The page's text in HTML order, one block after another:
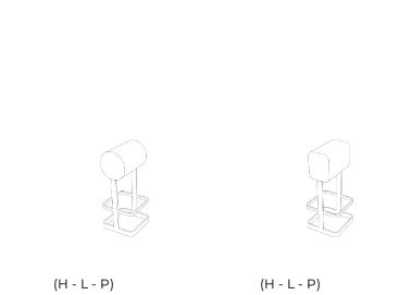
(H - L - P)
(H - L - P)